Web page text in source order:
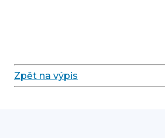
Zpět na výpis